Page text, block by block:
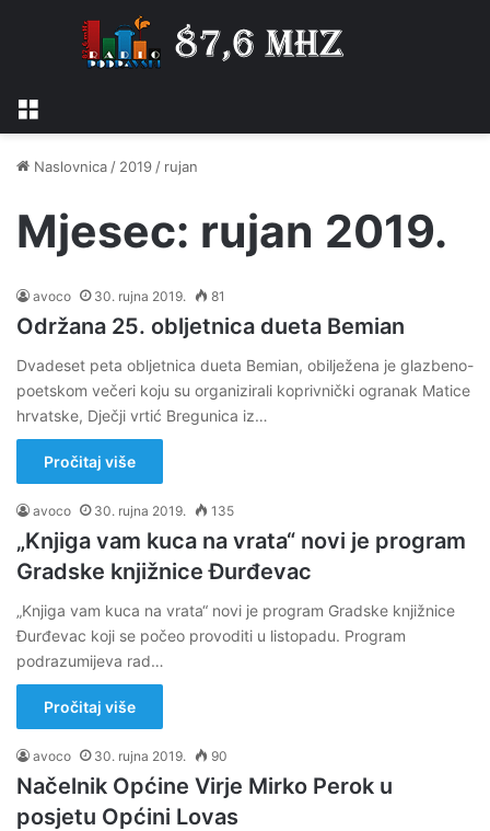
Naslovnica / 2019 / rujan
Mjesec: rujan 2019.
avoco 30. rujna 2019. 81
Održana 25. obljetnica dueta Bemian
Dvadeset peta obljetnica dueta Bemian, obilježena je glazbeno-
poetskom večeri koju su organizirali koprivnički ogranak Matice
hrvatske, Dječji vrtić Bregunica iz…
Pročitaj više
avoco 30. rujna 2019. 135
„Knjiga vam kuca na vrata“ novi je program
Gradske knjižnice Đurđevac
„Knjiga vam kuca na vrata“ novi je program Gradske knjižnice
Đurđevac koji se počeo provoditi u listopadu. Program
podrazumijeva rad…
Pročitaj više
avoco 30. rujna 2019. 90
Načelnik Općine Virje Mirko Perok u
posjetu Općini Lovas